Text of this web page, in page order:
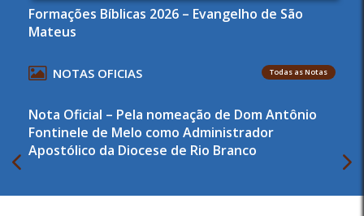
Formações Bíblicas 2026 – Evangelho de São
Mateus
NOTAS OFICIAS Todas as Notas
Nota Oficial – Pela nomeação de Dom Antônio
Fontinele de Melo como Administrador
Apostólico da Diocese de Rio Branco